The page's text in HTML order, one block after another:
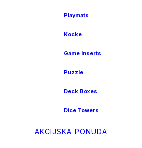
Playmats
Kocke
Game Inserts
Puzzle
Deck Boxes
Dice Towers
AKCIJSKA PONUDA